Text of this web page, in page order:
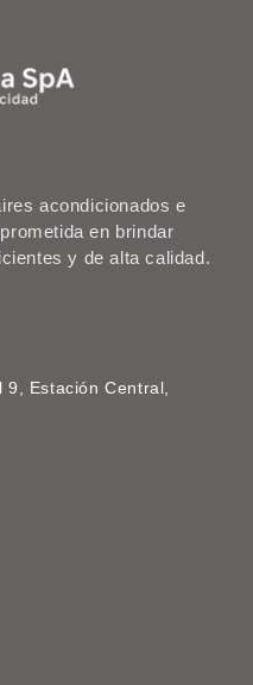
acondicionados e
en brindar
y de alta calidad.
Estación Central,